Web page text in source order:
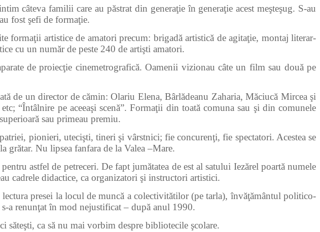
familii care au păstrat din generaţie în generaţie acest meşteşug. S-au
fost şefi de formaţie.
artistice de amatori precum: brigadă artistică de agitaţie, montaj literar-
cu un număr de peste 240 de artişti amatori.
de proiecţie cinemetrografică. Oamenii vizionau câte un film sau două pe
un director de cămin: Olariu Elena, Bârlădeanu Zaharia, Măciucă Mircea şi
“Întâlnire pe aceeaşi scenă”. Formaţii din toată comuna sau şi din comunele
sau primeau premiu.
pionieri, utecişti, tineri şi vârstnici; fie concurenţi, fie spectatori. Acestea se
grătar. Nu lipsea fanfara de la Valea –Mare.
astfel de petreceri. De fapt jumătatea de est al satului Iezărel poartă numele
cadrele didactice, ca organizatori şi instructori artistici.
presei la locul de muncă a colectivitătilor (pe tarla), învăţământul politico-
s-a renunţat în mod nejustificat – după anul 1990.
ca să nu mai vorbim despre bibliotecile şcolare.